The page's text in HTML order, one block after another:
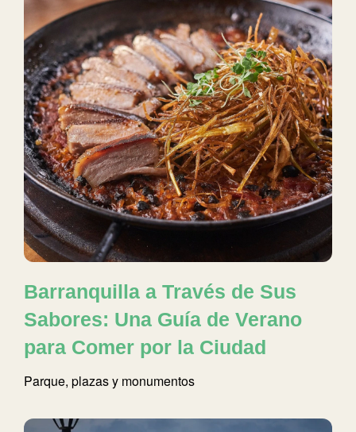
Barranquilla a Través de Sus
Sabores: Una Guía de Verano
para Comer por la Ciudad
Parque, plazas y monumentos